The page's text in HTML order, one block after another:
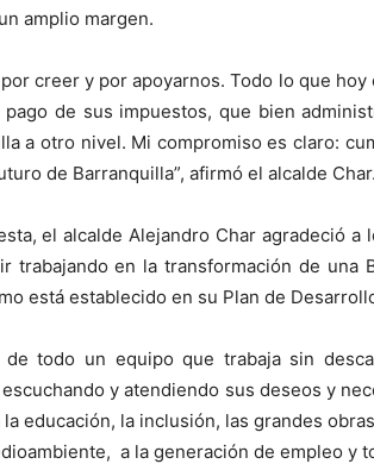
amplio margen.
creer y por apoyarnos. Todo lo que
de sus impuestos, que bien
a otro nivel. Mi compromiso es claro:
de Barranquilla”, afirmó el alcalde
el alcalde Alejandro Char agradeció
trabajando en la transformación de una
está establecido en su Plan de
de todo un equipo que trabaja sin
y atendiendo sus deseos y
educación, la inclusión, las grandes
a la generación de empleo y